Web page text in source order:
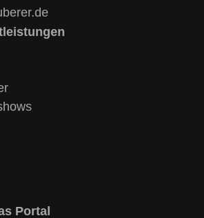
Portal